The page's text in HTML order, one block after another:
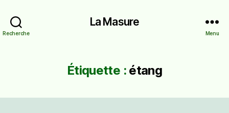
Recherche
La Masure
Menu
Étiquette : étang